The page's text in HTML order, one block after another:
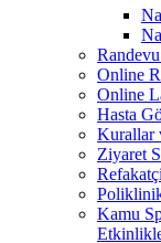
Online
Online
Hasta
Kurallar
Ziyaret
Kamu